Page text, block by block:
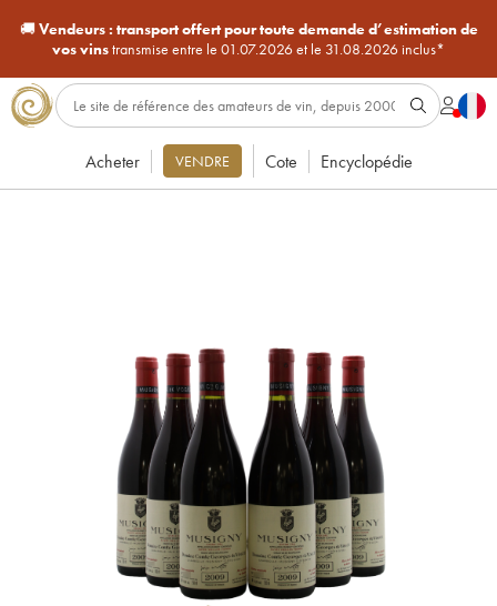
🚚Vendeurs : transport offert pour toute demande d’estimation de
vos vinstransmise entre le 01.07.2026 et le 31.08.2026 inclus*
Acheter VENDRE Cote Encyclopédie